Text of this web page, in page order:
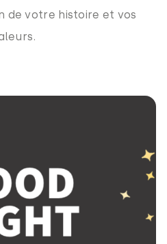
de votre histoire et vos